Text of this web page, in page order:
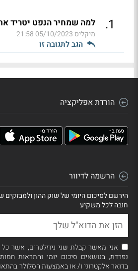
1
. למה שמחיר הנפט יטריד
מיקליס 05/10/2023 21:58
הגב לתגובה זו
הורדת אפליקציה
הרשמה לדיוור
הירשם לסיכום היומי של שוק ההון ולמבזקים
חובה לכל משקיע
אני מאשר קבלת שני ניוזלטרים, אשר
נפרדת, בנושאים סיכום יומי והתראות
בדואר אלקטרוני ו/ או באמצעות הסלולר בהתאם